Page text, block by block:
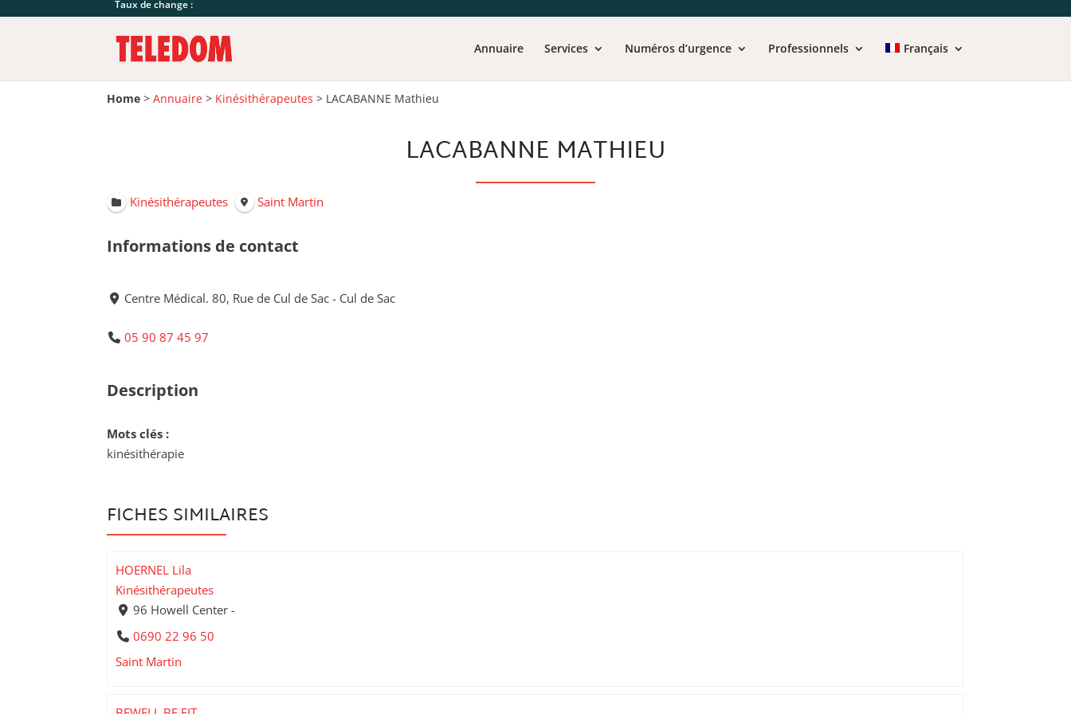
Taux de change :
Annuaire Services Numéros d’urgence Professionnels Français
Home >Annuaire > Kinésithérapeutes > LACABANNE Mathieu
LACABANNE MATHIEU
Kinésithérapeutes Saint Martin
Informations de contact
Centre Médical. 80, Rue de Cul de Sac - Cul de Sac
05 90 87 45 97
Description
Mots clés :
kinésithérapie
FICHES SIMILAIRES
HOERNEL Lila
Kinésithérapeutes
96 Howell Center -
0690 22 96 50
Saint Martin